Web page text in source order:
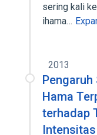
sering kali
ihama…
2013
Hama
terhadap